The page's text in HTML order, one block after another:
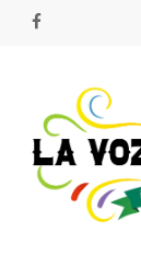
facebook